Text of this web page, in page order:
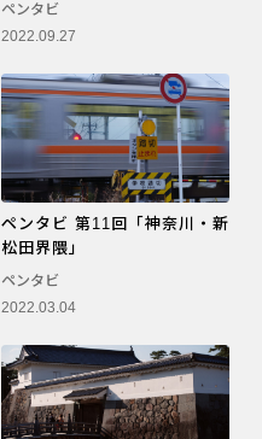
ペンタビ
2022.09.27
ペンタビ 第11回「神奈川・新
松田界隈」
ペンタビ
2022.03.04